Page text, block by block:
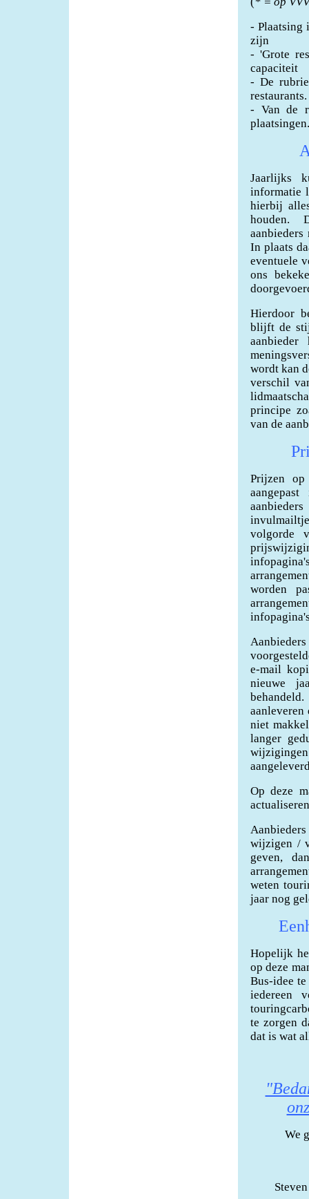
- Plaatsing
zijn
- 'Grote
capaciteit
- De
restaurants.
- Van de
plaatsingen.
Jaarlijks
informatie
hierbij
houden.
In plaats
eventuele
ons
Hierdoor
blijft de
wordt kan
verschil
principe
van de
Prijzen op
volgorde
worden
e-mail
nieuwe
niet
langer
Op deze
actualiseren
wijzigen /
geven,
weten
jaar nog
Hopelijk
op deze
Bus-idee
iedereen
te zorgen
dat is wat
We